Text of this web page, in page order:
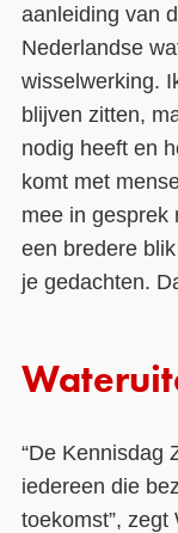
aanleiding van
Nederlandse
wisselwerking.
blijven zitten,
nodig heeft en
komt met
mee in gesprek
een bredere
je gedachten.
“De Kennisdag
iedereen die
toekomst”, zegt